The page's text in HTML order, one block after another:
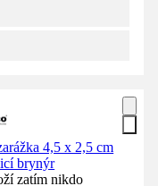
4,5 x 2,5 cm
brynýr
zatím nikdo